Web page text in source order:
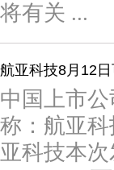
将有关 ...
航亚科技8月12
中国上市
称：航亚
亚科技本